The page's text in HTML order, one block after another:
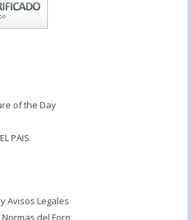
of the Day
PAIS
Avisos Legales
del Foro